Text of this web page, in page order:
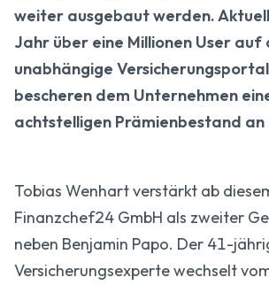
weiter ausgebaut werden.
Jahr über eine Millionen User auf
unabhängige
bescheren dem Unternehmen
achtstelligen Prämienbestand an
Tobias Wenhart verstärkt ab
Finanzchef24 GmbH als zweiter
neben Benjamin Papo. Der 41-
Versicherungsexperte wechselt